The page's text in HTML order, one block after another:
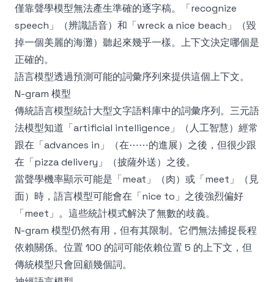
僅靠聲學模型無法產生準確的逐字稿。「recognize
speech」（辨識語音）和「wreck a nice beach」（毀
掉一個美麗的海灘）聽起來幾乎一樣。上下文決定哪個是
正確的。
語言模型透過預測可能的詞彙序列來提供這個上下文。
N-gram 模型
傳統語言模型統計大型文字語料庫中的詞彙序列。三元語
法模型知道「artificial intelligence」（人工智慧）經常
跟在「advances in」（在⋯⋯的進展）之後，但很少跟
在「pizza delivery」（披薩外送）之後。
當聲學機率顯示可能是「meat」（肉）或「meet」（見
面）時，語言模型可能會在「nice to」之後強烈偏好
「meet」。這些統計模式解決了無數的歧義。
N-gram 模型仍然有用，但有其限制。它們無法捕捉長程
依賴關係。位置 100 的詞可能依賴位置 5 的上下文，但
傳統模型只會回顧幾個詞。